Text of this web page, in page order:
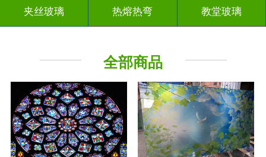
夹丝玻璃 热熔热弯 教堂玻璃
其它玻璃
全部商品